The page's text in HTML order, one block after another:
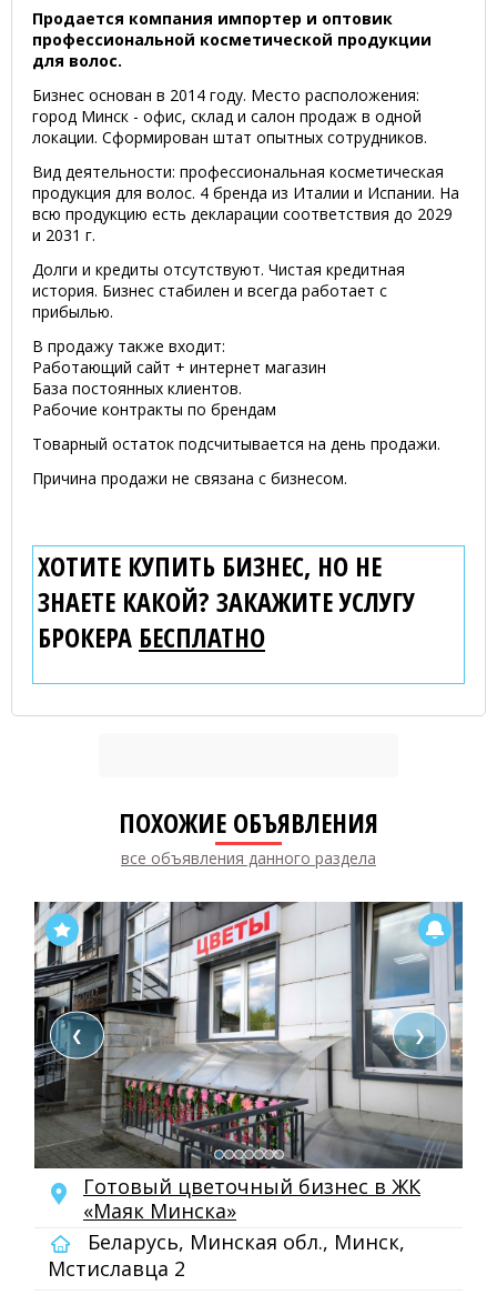
Продается компания импортер и оптовик
профессиональной косметической продукции
для волос.
Бизнес основан в 2014 году. Место расположения:
город Минск - офис, склад и салон продаж в одной
локации. Сформирован штат опытных сотрудников.
Вид деятельности: профессиональная косметическая
продукция для волос. 4 бренда из Италии и Испании. На
всю продукцию есть декларации соответствия до 2029
и 2031 г.
Долги и кредиты отсутствуют. Чистая кредитная
история. Бизнес стабилен и всегда работает с
прибылью.
В продажу также входит:
Работающий сайт + интернет магазин
База постоянных клиентов.
Рабочие контракты по брендам
Товарный остаток подсчитывается на день продажи.
Причина продажи не связана с бизнесом.
ХОТИТЕ КУПИТЬ БИЗНЕС, НО НЕ
ЗНАЕТЕ КАКОЙ? ЗАКАЖИТЕ УСЛУГУ
БРОКЕРА БЕСПЛАТНО
ПОХОЖИЕ ОБЪЯВЛЕНИЯ
все объявления данного раздела
❮ ❯
Готовый цветочный бизнес в ЖК
«Маяк Минска»
Беларусь, Минская обл., Минск,
Мстиславца 2